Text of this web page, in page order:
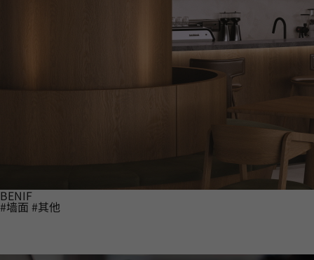
BENIF
#墙面 #其他